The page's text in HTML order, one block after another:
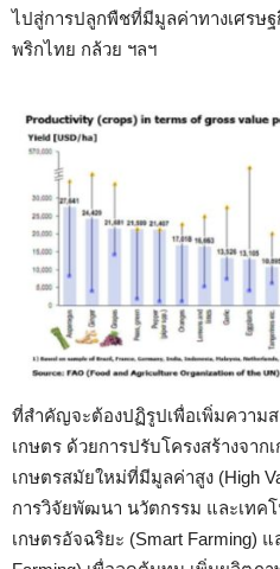
ไปสู่การปลูกพืชที่มีมูลค่าทางเศรษ
พริกไทย กล้วย ฯลฯ
ที่สำคัญจะต้องปฏิรูปเพื่อเพิ่มความ
เกษตร ด้วยการปรับโครงสร้างจา
เกษตรสมัยใหม่ที่มีมูลค่าสูง (High
การวิจัยพัฒนา นวัตกรรม และเทค
เกษตรอัจฉริยะ (Smart Farming)